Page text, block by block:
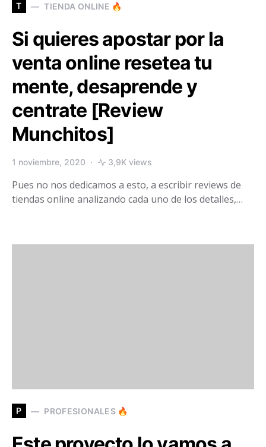
T TIENDA ONLINE 🔥
Si quieres apostar por la
venta online resetea tu
mente, desaprende y
centrate [Review
Munchitos]
1 noviembre, 2020 3,9K views
Pues no nos dedicamos a esto, a escribir reviews de
tiendas online analizando cada uno de los detalles,…
P PROFESIONALES 🔥